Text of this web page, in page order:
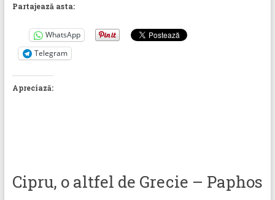
Partajează asta:
WhatsApp
Telegram
Apreciază:
Cipru, o altfel de Grecie – Paphos